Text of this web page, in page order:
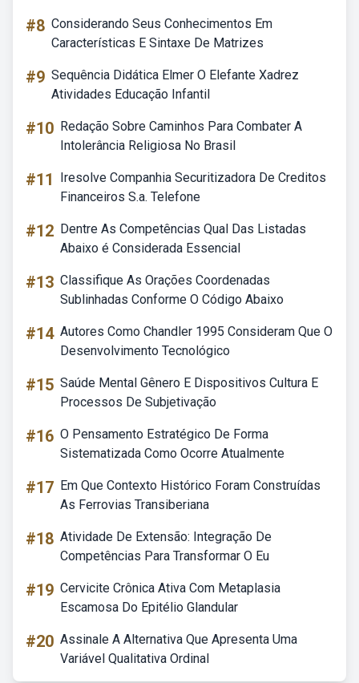
#8 Considerando Seus Conhecimentos Em
Características E Sintaxe De Matrizes
#9 Sequência Didática Elmer O Elefante Xadrez
Atividades Educação Infantil
#10 Redação Sobre Caminhos Para Combater A
Intolerância Religiosa No Brasil
#11
Iresolve Companhia Securitizadora De Creditos
Financeiros S.a. Telefone
#12 Dentre As Competências Qual Das Listadas
Abaixo é Considerada Essencial
#13 Classifique As Orações Coordenadas
Sublinhadas Conforme O Código Abaixo
#14 Autores Como Chandler 1995 Consideram Que O
Desenvolvimento Tecnológico
#15 Saúde Mental Gênero E Dispositivos Cultura E
Processos De Subjetivação
#16 O Pensamento Estratégico De Forma
Sistematizada Como Ocorre Atualmente
#17 Em Que Contexto Histórico Foram Construídas
As Ferrovias Transiberiana
#18 Atividade De Extensão: Integração De
Competências Para Transformar O Eu
#19 Cervicite Crônica Ativa Com Metaplasia
Escamosa Do Epitélio Glandular
#20 Assinale A Alternativa Que Apresenta Uma
Variável Qualitativa Ordinal